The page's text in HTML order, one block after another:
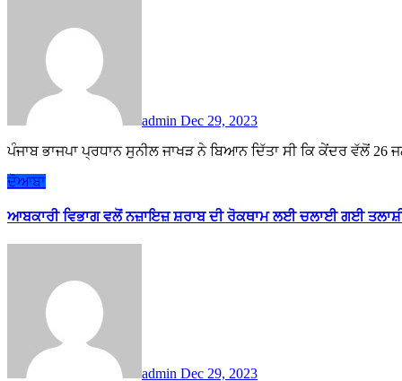
admin Dec 29, 2023
ਪੰਜਾਬ ਭਾਜਪਾ ਪ੍ਰਧਾਨ ਸੁਨੀਲ ਜਾਖੜ ਨੇ ਬਿਆਨ ਦਿੱਤਾ ਸੀ ਕਿ ਕੇਂਦਰ ਵੱਲੋਂ 26
ਦੋਆਬਾ
ਆਬਕਾਰੀ ਵਿਭਾਗ ਵਲੋਂ ਨਜ਼ਾਇਜ਼ ਸ਼ਰਾਬ ਦੀ ਰੋਕਥਾਮ ਲਈ ਚਲਾਈ ਗਈ
admin Dec 29, 2023